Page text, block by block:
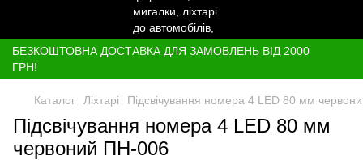
БЕЗКОШТОВНА ДОСТАВКА ДЛЯ ЗАМОВЛЕНЬ ВІД 2000
ГРН!
Каталог Ліхтарі Підсвічування номера 4 LED 80 мм
Підсвічування номера 4 LED 80 мм
червоний ПН-006